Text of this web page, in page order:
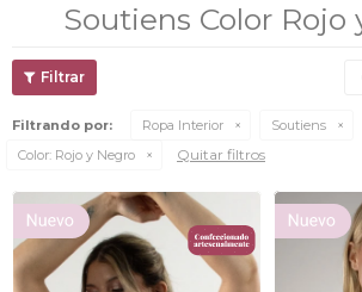
Soutiens Color Rojo
Filtrando por: Ropa Interior
Soutiens
Color: Rojo y Negro Quitar filtros